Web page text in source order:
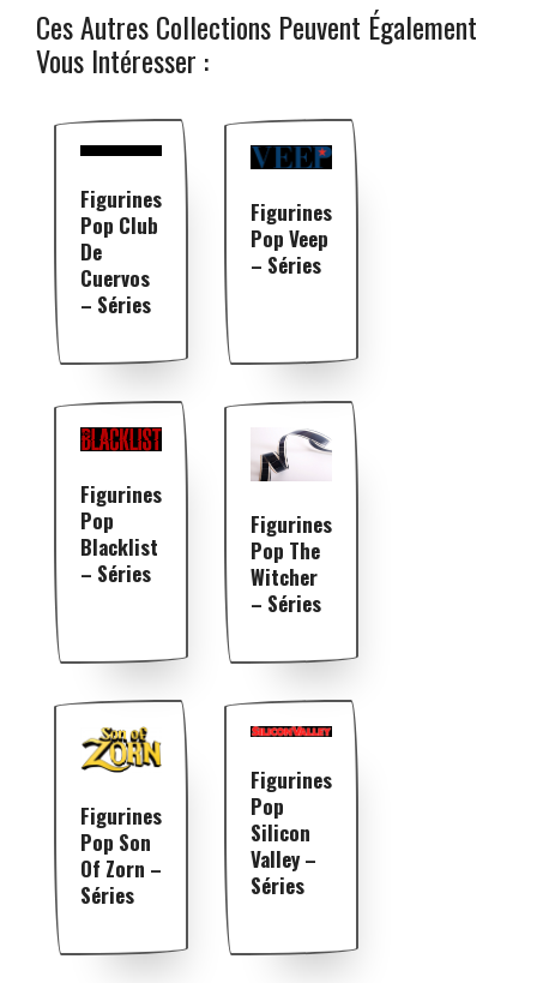
Ces Autres Collections Peuvent Également
Vous Intéresser :
Figurines
Pop Club
De
Cuervos
– Séries
Figurines
Pop Veep
– Séries
Figurines
Pop
Blacklist
– Séries
Figurines
Pop The
Witcher
– Séries
Figurines
Pop Son
Of Zorn –
Séries
Figurines
Pop
Silicon
Valley –
Séries